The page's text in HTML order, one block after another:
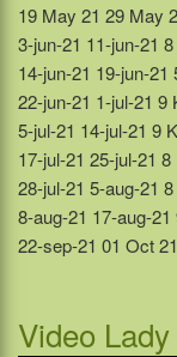
19 May 21 29 May
3-jun-21 11-jun-21
14-jun-21 19-jun-21
22-jun-21 1-jul-21 9
5-jul-21 14-jul-21 9
17-jul-21 25-jul-21
28-jul-21 5-aug-21
8-aug-21 17-aug-
22-sep-21 01 Oct
Video